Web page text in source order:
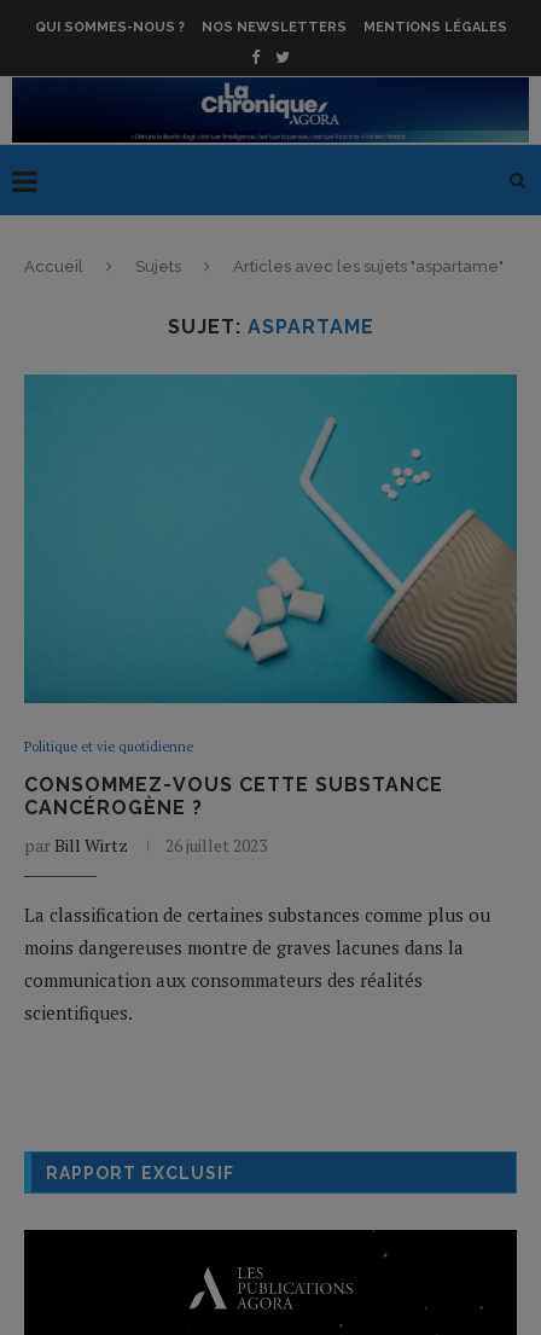
QUI SOMMES-NOUS ? NOS NEWSLETTERS MENTIONS LÉGALES
Accueil Sujets Articles avec les sujets "aspartame"
SUJET: ASPARTAME
Politique et vie quotidienne
CONSOMMEZ-VOUS CETTE SUBSTANCE
CANCÉROGÈNE ?
par Bill Wirtz 26 juillet 2023
La classification de certaines substances comme plus ou
moins dangereuses montre de graves lacunes dans la
communication aux consommateurs des réalités
scientifiques.
RAPPORT EXCLUSIF